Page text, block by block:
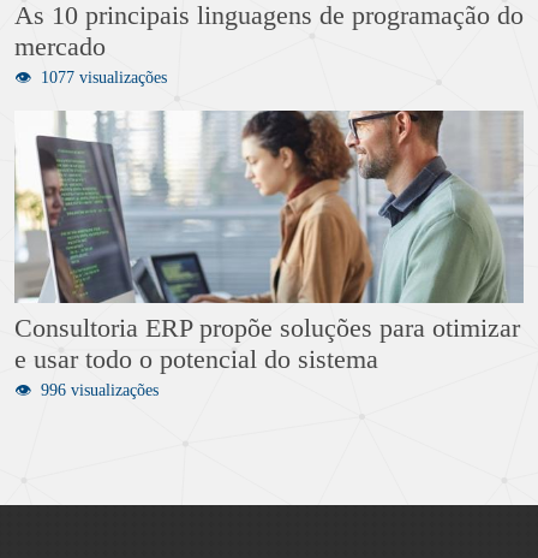
As 10 principais linguagens de programação do
mercado
1077 visualizações
Consultoria ERP propõe soluções para otimizar
e usar todo o potencial do sistema
996 visualizações